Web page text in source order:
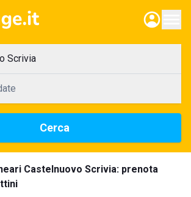
Scrivia
Cerca
Castelnuovo Scrivia: prenota